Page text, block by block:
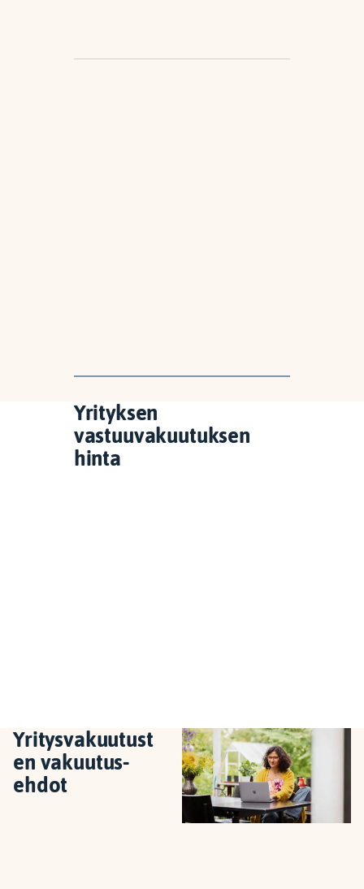
Yrityksen
vastuuvakuutuksen
hinta
Yritysvakuutust
en vakuutus­
ehdot